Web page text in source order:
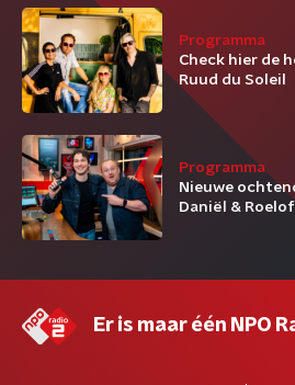
Programma
Check hier de
Ruud du Soleil
Programma
Nieuwe
Daniël &
Er is maar één NPO